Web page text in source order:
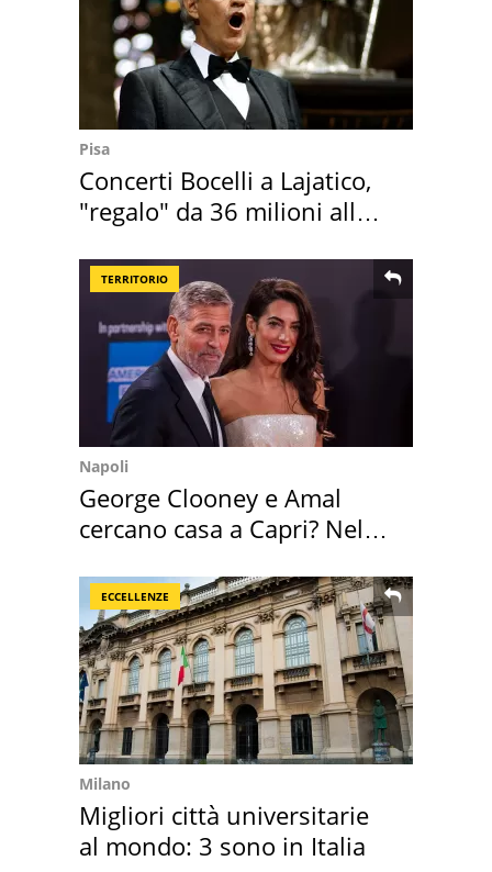
Pisa
Concerti Bocelli a Lajatico,
"regalo" da 36 milioni alla
TERRITORIO
Napoli
George Clooney e Amal
cercano casa a Capri? Nel
ECCELLENZE
Milano
Migliori città universitarie
al mondo: 3 sono in Italia